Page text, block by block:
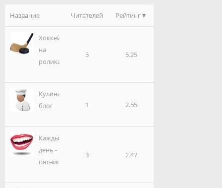
Название Читателей Рейтинг
Хоккей
на
роликах
5 5.25
Кулинарный
блог
1 2.55
Каждый
день -
пятница!
3 2.47